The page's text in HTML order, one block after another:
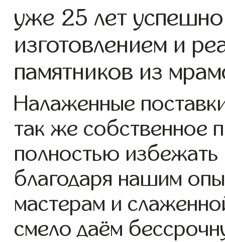
уже 25 лет
изготовлением и
памятников из
Налаженные
так же собственное
полностью
благодаря нашим
мастерам и
смело даём